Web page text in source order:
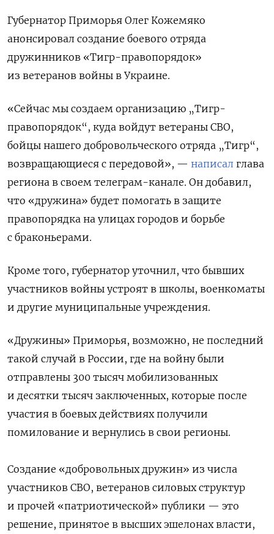
Губернатор Приморья Олег Кожемяко
анонсировал создание боевого отряда
дружинников «Тигр-правопорядок»
из ветеранов войны в Украине.
«Сейчас мы создаем организацию „Тигр-
правопорядок“, куда войдут ветераны СВО,
бойцы нашего добровольческого отряда „Тигр“,
возвращающиеся с передовой», — написал глава
региона в своем телеграм-канале. Он добавил,
что «дружина» будет помогать в защите
правопорядка на улицах городов и борьбе
с браконьерами.
Кроме того, губернатор уточнил, что бывших
участников войны устроят в школы, военкоматы
и другие муниципальные учреждения.
«Дружины» Приморья, возможно, не последний
такой случай в России, где на войну были
отправлены 300 тысяч мобилизованных
и десятки тысяч заключенных, которые после
участия в боевых действиях получили
помилование и вернулись в свои регионы.
Создание «добровольных дружин» из числа
участников СВО, ветеранов силовых структур
и прочей «патриотической» публики — это
решение, принятое в высших эшелонах власти,